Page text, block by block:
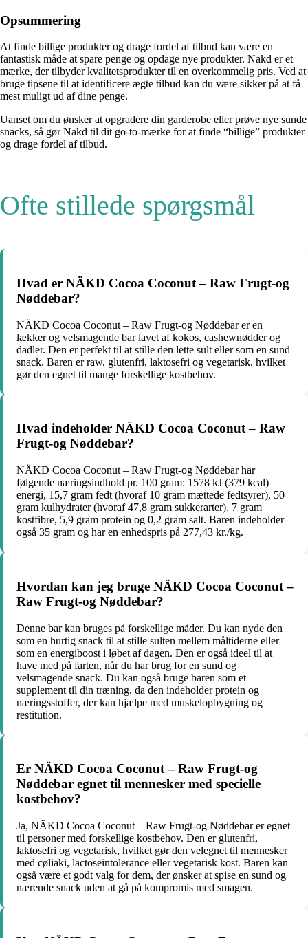
Opsummering
At finde billige produkter og drage fordel af tilbud kan være en
fantastisk måde at spare penge og opdage nye produkter. Nakd er et
mærke, der tilbyder kvalitetsprodukter til en overkommelig pris. Ved at
bruge tipsene til at identificere ægte tilbud kan du være sikker på at få
mest muligt ud af dine penge.
Uanset om du ønsker at opgradere din garderobe eller prøve nye sunde
snacks, så gør Nakd til dit go-to-mærke for at finde “billige” produkter
og drage fordel af tilbud.
Ofte stillede spørgsmål
Hvad er NÄKD Cocoa Coconut – Raw Frugt-og
Nøddebar?
NÄKD Cocoa Coconut – Raw Frugt-og Nøddebar er en
lækker og velsmagende bar lavet af kokos, cashewnødder og
dadler. Den er perfekt til at stille den lette sult eller som en sund
snack. Baren er raw, glutenfri, laktosefri og vegetarisk, hvilket
gør den egnet til mange forskellige kostbehov.
Hvad indeholder NÄKD Cocoa Coconut – Raw
Frugt-og Nøddebar?
NÄKD Cocoa Coconut – Raw Frugt-og Nøddebar har
følgende næringsindhold pr. 100 gram: 1578 kJ (379 kcal)
energi, 15,7 gram fedt (hvoraf 10 gram mættede fedtsyrer), 50
gram kulhydrater (hvoraf 47,8 gram sukkerarter), 7 gram
kostfibre, 5,9 gram protein og 0,2 gram salt. Baren indeholder
også 35 gram og har en enhedspris på 277,43 kr./kg.
Hvordan kan jeg bruge NÄKD Cocoa Coconut –
Raw Frugt-og Nøddebar?
Denne bar kan bruges på forskellige måder. Du kan nyde den
som en hurtig snack til at stille sulten mellem måltiderne eller
som en energiboost i løbet af dagen. Den er også ideel til at
have med på farten, når du har brug for en sund og
velsmagende snack. Du kan også bruge baren som et
supplement til din træning, da den indeholder protein og
næringsstoffer, der kan hjælpe med muskelopbygning og
restitution.
Er NÄKD Cocoa Coconut – Raw Frugt-og
Nøddebar egnet til mennesker med specielle
kostbehov?
Ja, NÄKD Cocoa Coconut – Raw Frugt-og Nøddebar er egnet
til personer med forskellige kostbehov. Den er glutenfri,
laktosefri og vegetarisk, hvilket gør den velegnet til mennesker
med cøliaki, lactoseintolerance eller vegetarisk kost. Baren kan
også være et godt valg for dem, der ønsker at spise en sund og
nærende snack uden at gå på kompromis med smagen.